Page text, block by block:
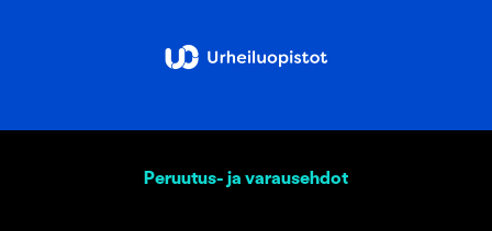
Peruutus- ja varausehdot